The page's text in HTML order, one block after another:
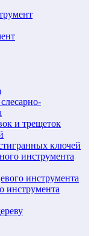
и трещеток
ключей
инструмента
инструмента
инструмента